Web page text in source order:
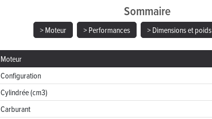
Sommaire
> Moteur > Performances > Dimensions et poids
Moteur
Configuration
Cylindrée (cm3)
Carburant